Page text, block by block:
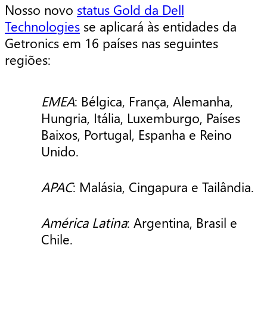
Nosso novo status Gold da Dell
Technologies se aplicará às entidades da
Getronics em 16 países nas seguintes
regiões:
EMEA: Bélgica, França, Alemanha,
Hungria, Itália, Luxemburgo, Países
Baixos, Portugal, Espanha e Reino
Unido.
APAC: Malásia, Cingapura e Tailândia.
América Latina: Argentina, Brasil e
Chile.